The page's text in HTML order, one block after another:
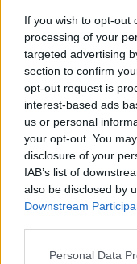
If you wish to opt-out
processing of your
targeted advertising
section to confirm
opt-out request is
interest-based ads
us or personal
your opt-out. You
disclosure of your
IAB’s list of
also be disclosed by
Downstream
Please note that this
Personal Data
A Táposok
műhelytitkaikat, a
próbálnak, újra és
műalkotás szent
lényegülnek,
érdekében létezni.
rögzítetlenség
"Bocs annak, aki
nem lesz, és
A színház
állítják a
válhatnak a